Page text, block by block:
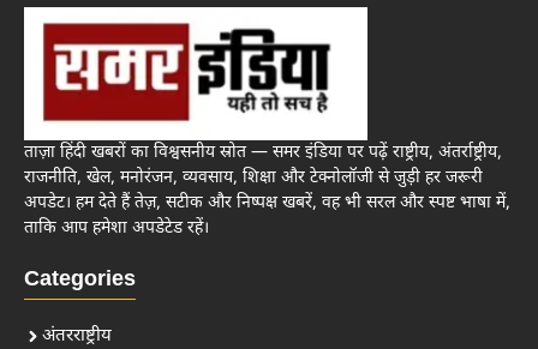
ताज़ा हिंदी खबरों का विश्वसनीय स्रोत — समर इंडिया पर पढ़ें राष्ट्रीय, अंतर्राष्ट्रीय,
राजनीति, खेल, मनोरंजन, व्यवसाय, शिक्षा और टेक्नोलॉजी से जुड़ी हर जरूरी
अपडेट। हम देते हैं तेज़, सटीक और निष्पक्ष खबरें, वह भी सरल और स्पष्ट भाषा में,
ताकि आप हमेशा अपडेटेड रहें।
Categories
अंतरराष्ट्रीय